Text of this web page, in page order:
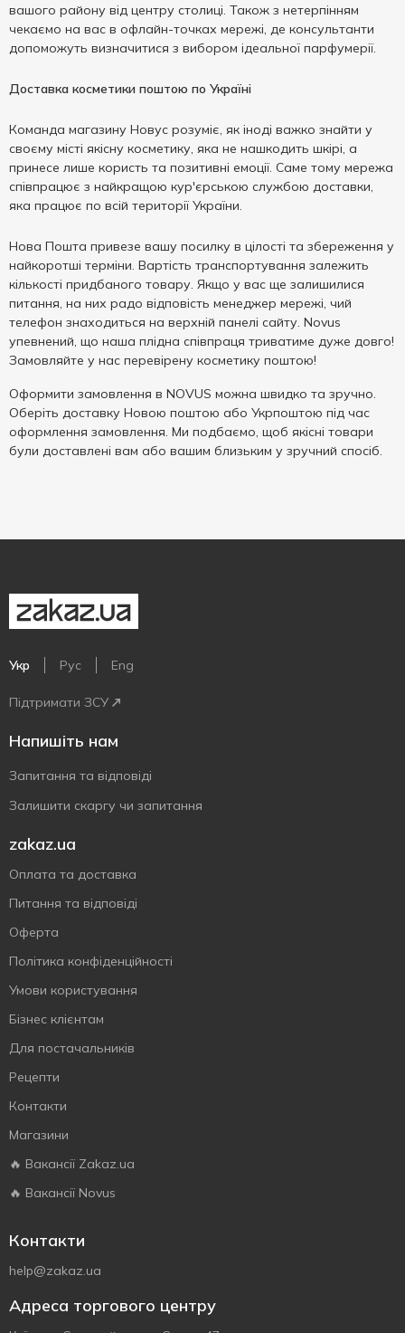
вашого району від центру столиці. Також з нетерпінням
чекаємо на вас в офлайн-точках мережі, де консультанти
допоможуть визначитися з вибором ідеальної парфумерії.
Доставка косметики поштою по Україні
Команда магазину Новус розуміє, як іноді важко знайти у
своєму місті якісну косметику, яка не нашкодить шкірі, а
принесе лише користь та позитивні емоції. Саме тому мережа
співпрацює з найкращою кур'єрською службою доставки,
яка працює по всій території України.
Нова Пошта привезе вашу посилку в цілості та збереження у
найкоротші терміни. Вартість транспортування залежить
кількості придбаного товару. Якщо у вас ще залишилися
питання, на них радо відповість менеджер мережі, чий
телефон знаходиться на верхній панелі сайту. Novus
упевнений, що наша плідна співпраця триватиме дуже довго!
Замовляйте у нас перевірену косметику поштою!
Оформити замовлення в NOVUS можна швидко та зручно.
Оберіть доставку Новою поштою або Укрпоштою під час
оформлення замовлення. Ми подбаємо, щоб якісні товари
були доставлені вам або вашим близьким у зручний спосіб.
Укр Рус Eng
Підтримати ЗСУ
Напишіть нам
Запитання та відповіді
Залишити скаргу чи запитання
zakaz.ua
Оплата та доставка
Питання та відповіді
Оферта
Політика конфіденційності
Умови користування
Бізнес клієнтам
Для постачальників
Рецепти
Контакти
Магазини
🔥 Вакансії Zakaz.ua
🔥 Вакансії Novus
Контакти
help@zakaz.ua
Адреса торгового центру